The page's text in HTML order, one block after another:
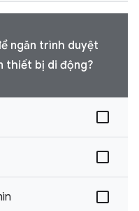
ngăn trình duyệt
thiết bị di động?